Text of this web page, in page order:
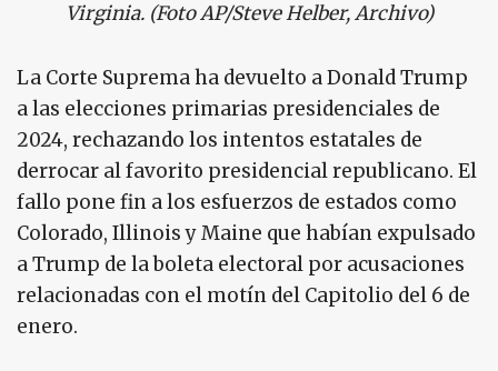
Virginia. (Foto AP/Steve Helber, Archivo)
La Corte Suprema ha devuelto a Donald Trump
a las elecciones primarias presidenciales de
2024, rechazando los intentos estatales de
derrocar al favorito presidencial republicano. El
fallo pone fin a los esfuerzos de estados como
Colorado, Illinois y Maine que habían expulsado
a Trump de la boleta electoral por acusaciones
relacionadas con el motín del Capitolio del 6 de
enero.